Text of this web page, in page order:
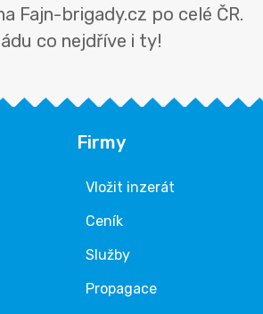
Fajn-brigady.cz po celé ČR.
co nejdříve i ty!
Firmy
Vložit inzerát
Ceník
Služby
Propagace